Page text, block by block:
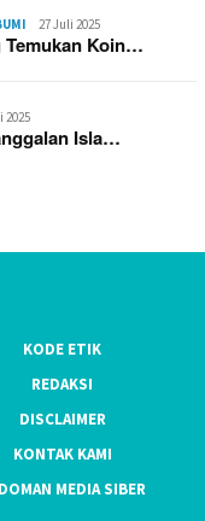
27 Juli 2025
Temukan Koin…
2025
Isla…
KODE ETIK
REDAKSI
DISCLAIMER
KONTAK KAMI
MEDIA SIBER